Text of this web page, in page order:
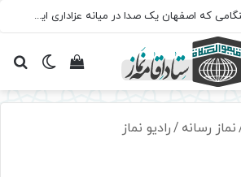
نماز ظهر اربعین؛ هنگامی که اصفهان یک صدا در میانه عزاداری ایستاد
تغییرمشاهده
نماز رسانه /رادیو نماز